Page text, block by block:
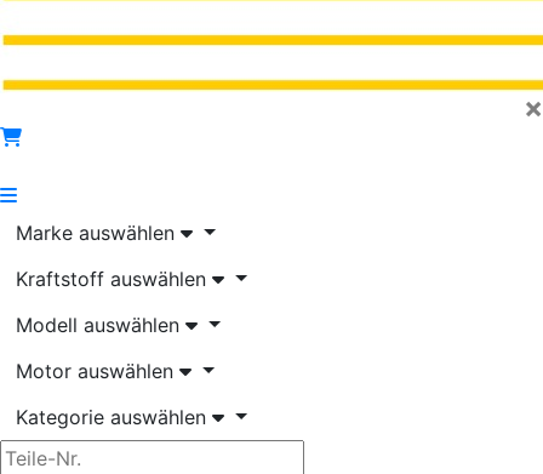
×
Marke auswählen
Kraftstoff auswählen
Modell auswählen
Motor auswählen
Kategorie auswählen